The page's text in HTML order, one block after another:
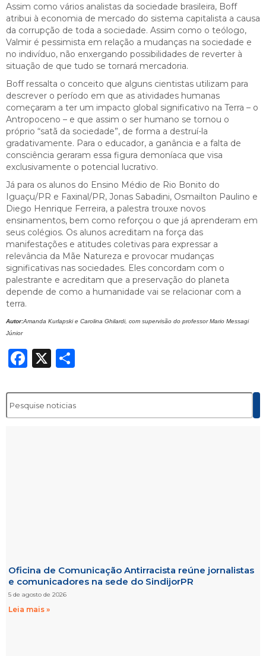
Assim como vários analistas da sociedade brasileira, Boff
atribui à economia de mercado do sistema capitalista a causa
da corrupção de toda a sociedade. Assim como o teólogo,
Valmir é pessimista em relação a mudanças na sociedade e
no indivíduo, não enxergando possibilidades de reverter à
situação de que tudo se tornará mercadoria.
Boff ressalta o conceito que alguns cientistas utilizam para
descrever o período em que as atividades humanas
começaram a ter um impacto global significativo na Terra – o
Antropoceno – e que assim o ser humano se tornou o
próprio “satã da sociedade”, de forma a destruí-la
gradativamente. Para o educador, a ganância e a falta de
consciência geraram essa figura demoníaca que visa
exclusivamente o potencial lucrativo.
Já para os alunos do Ensino Médio de Rio Bonito do
Iguaçu/PR e Faxinal/PR, Jonas Sabadini, Osmailton Paulino e
Diego Henrique Ferreira, a palestra trouxe novos
ensinamentos, bem como reforçou o que já aprenderam em
seus colégios. Os alunos acreditam na força das
manifestações e atitudes coletivas para expressar a
relevância da Mãe Natureza e provocar mudanças
significativas nas sociedades. Eles concordam com o
palestrante e acreditam que a preservação do planeta
depende de como a humanidade vai se relacionar com a
terra.
Autor:Amanda Kurlapski e Carolina Ghilardi, com supervisão do professor Mario Messagi
Júnior
Facebook
X
Oficina de Comunicação Antirracista reúne jornalistas
e comunicadores na sede do SindijorPR
5 de agosto de 2026
Leia mais »